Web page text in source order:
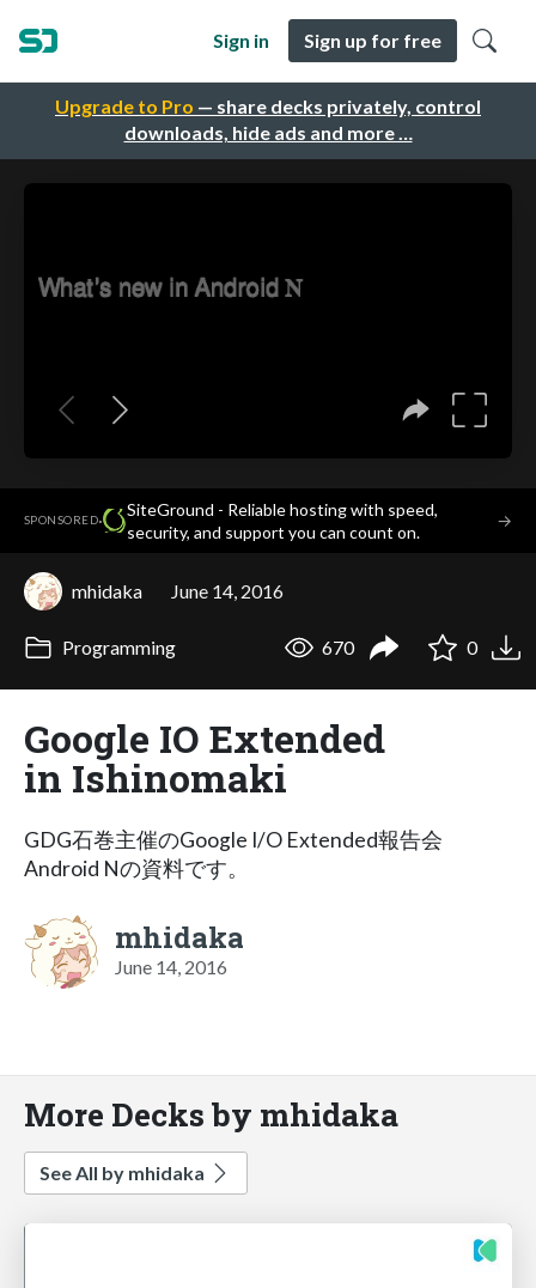
Upgrade to Pro — share decks privately, control
downloads, hide ads and more …
Sign in Sign up for free
SPONSORED·
SiteGround - Reliable hosting with speed,
security, and support you can count on.
→
mhidaka June 14, 2016
Programming 670 0
Google IO Extended
in Ishinomaki
GDG石巻主催のGoogle I/O Extended報告会
Android Nの資料です。
mhidaka
June 14, 2016
More Decks by mhidaka
See All by mhidaka